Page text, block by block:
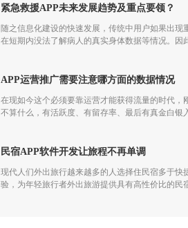
紧急救援APP未来发展趋势及重点要领？
随之信息化建设的快速发展，传统中用户如果出
在短期内没法了解病人的真实身体数据等情况。
APP运营推广需要注意哪方面的数据情况
在现如今这个必须要靠运营才能获得流量的时代
不算什么，有活跃度、有留存率、最后有真金白
民宿APP软件开发让旅程不再单调
现代人们外出旅行越来越多的人选择住民宿多于快
验，为年轻旅行者外出旅游提供具有高性价比的民